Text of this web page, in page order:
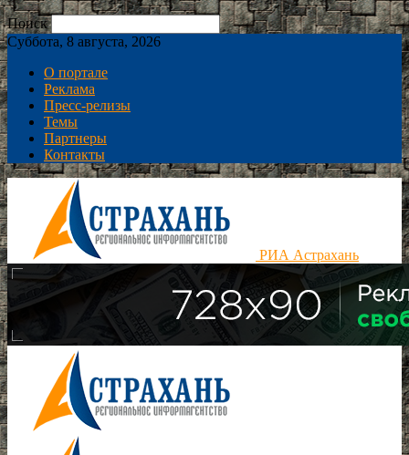
Поиск
Суббота, 8 августа, 2026
О портале
Реклама
Пресс-релизы
Темы
Партнеры
Контакты
РИА Астрахань